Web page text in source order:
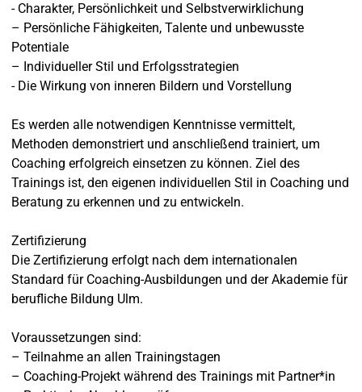
- Charakter, Persönlichkeit und Selbstverwirklichung
– Persönliche Fähigkeiten, Talente und unbewusste
Potentiale
– Individueller Stil und Erfolgsstrategien
- Die Wirkung von inneren Bildern und Vorstellung
Es werden alle notwendigen Kenntnisse vermittelt,
Methoden demonstriert und anschließend trainiert, um
Coaching erfolgreich einsetzen zu können. Ziel des
Trainings ist, den eigenen individuellen Stil in Coaching und
Beratung zu erkennen und zu entwickeln.
Zertifizierung
Die Zertifizierung erfolgt nach dem internationalen
Standard für Coaching-Ausbildungen und der Akademie für
berufliche Bildung Ulm.
Voraussetzungen sind:
– Teilnahme an allen Trainingstagen
– Coaching-Projekt während des Trainings mit Partner*in